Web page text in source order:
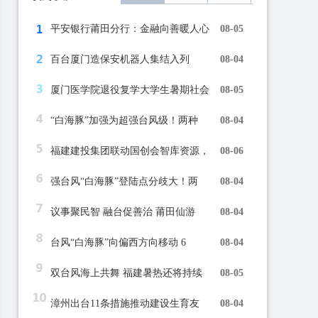
平安银行莆田分行：金融向善暖人心 08-05
百台厦门造保安机器人集结入列 08-04
厦门医学院退役复学大学生暑期社会 08-05
“白海豚”加强为超强台风级！两种 08-04
福建建投集团联动国创会智库资源， 08-06
强台风“白海豚”登陆点分歧大！两 08-04
议事聚民智 融台促善治 莆田仙游 08-04
台风“白海豚”向偏西方向移动 6 08-04
双台风海上共舞 福建暑热还将持续 08-05
漳州出台11条措施推动建设生育友 08-04